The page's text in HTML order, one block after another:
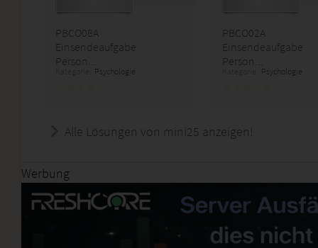
PBCO08A
Einsendeaufgabe
Person...
Psychologie
PBCO02A
Einsendeaufgabe
Person...
Psychologie
Alle Lösungen von mini25 anzeigen!
Werbung